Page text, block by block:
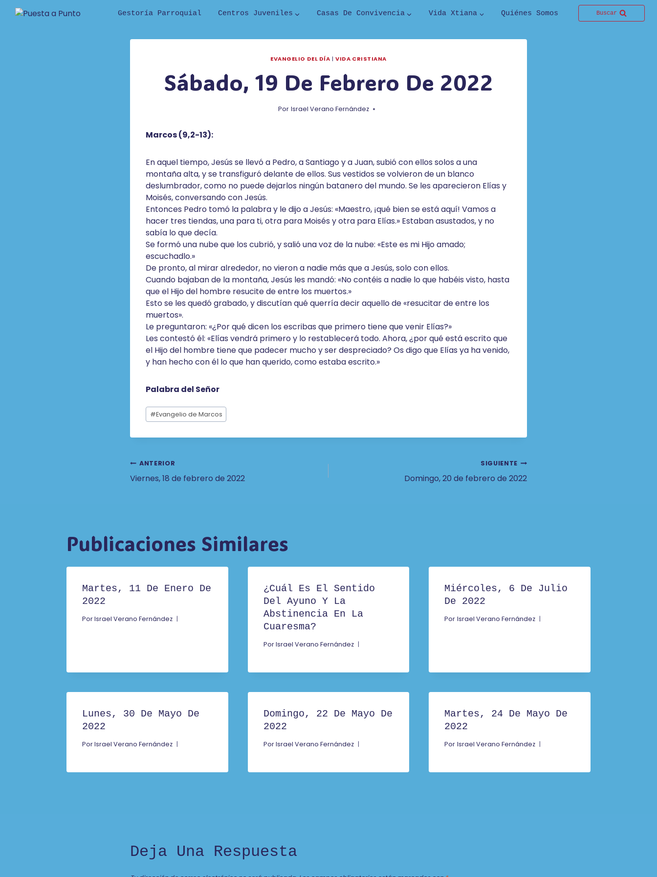
Saltar
Gestoría Parroquial Centros Juveniles Casas De Convivencia Vida Xtiana Quiénes Somos Buscar
EVANGELIO DEL DÍA |VIDA CRISTIANA
Sábado, 19 De Febrero De 2022
Por Israel Verano Fernández
Marcos (9,2-13):
En aquel tiempo, Jesús se llevó a Pedro, a Santiago y a Juan, subió con ellos solos a una
montaña alta, y se transfiguró delante de ellos. Sus vestidos se volvieron de un blanco
deslumbrador, como no puede dejarlos ningún batanero del mundo. Se les aparecieron Elías y
Moisés, conversando con Jesús.
Entonces Pedro tomó la palabra y le dijo a Jesús: «Maestro, ¡qué bien se está aquí! Vamos a
hacer tres tiendas, una para ti, otra para Moisés y otra para Elías.» Estaban asustados, y no
sabía lo que decía.
Se formó una nube que los cubrió, y salió una voz de la nube: «Este es mi Hijo amado;
escuchadlo.»
De pronto, al mirar alrededor, no vieron a nadie más que a Jesús, solo con ellos.
Cuando bajaban de la montaña, Jesús les mandó: «No contéis a nadie lo que habéis visto, hasta
que el Hijo del hombre resucite de entre los muertos.»
Esto se les quedó grabado, y discutían qué querría decir aquello de «resucitar de entre los
muertos».
Le preguntaron: «¿Por qué dicen los escribas que primero tiene que venir Elías?»
Les contestó él: «Elías vendrá primero y lo restablecerá todo. Ahora, ¿por qué está escrito que
el Hijo del hombre tiene que padecer mucho y ser despreciado? Os digo que Elías ya ha venido,
y han hecho con él lo que han querido, como estaba escrito.»
Palabra del Señor
Etiquetas
de
#Evangelio de Marcos
Navegación
ANTERIOR
Viernes, 18 de febrero de 2022
SIGUIENTE
Domingo, 20 de febrero de 2022
Publicaciones Similares
Martes, 11 De Enero De
2022
PorIsrael Verano Fernández
¿Cuál Es El Sentido
Del Ayuno Y La
Abstinencia En La
Cuaresma?
PorIsrael Verano Fernández
Miércoles, 6 De Julio
De 2022
Por Israel Verano Fernández
Lunes, 30 De Mayo De
2022
PorIsrael Verano Fernández
Domingo, 22 De Mayo De
2022
PorIsrael Verano Fernández
Martes, 24 De Mayo De
2022
Por Israel Verano Fernández
Deja Una Respuesta